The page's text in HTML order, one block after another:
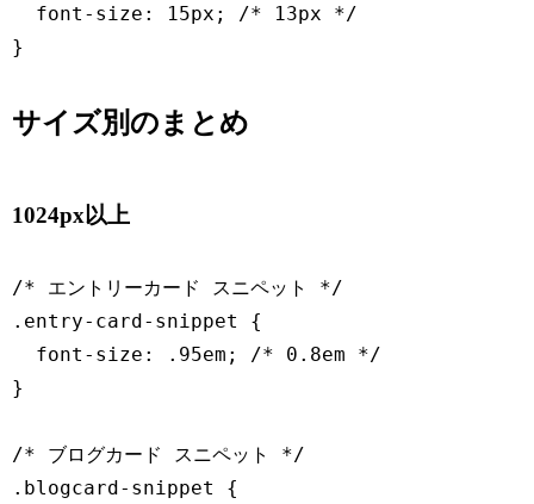
  font-size: 15px; /* 13px */
}
サイズ別のまとめ
1024px以上
/* エントリーカード スニペット */
.entry-card-snippet {
  font-size: .95em; /* 0.8em */
}
/* ブログカード スニペット */
.blogcard-snippet {